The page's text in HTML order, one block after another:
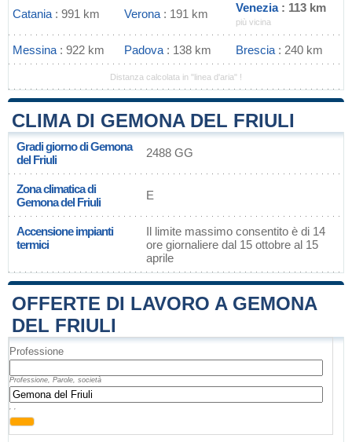
Catania : 991 km Verona : 191 km Venezia: 113 km
più vicina
Messina : 922 km Padova : 138 km Brescia : 240 km
Distanza calcolata in "linea d'aria" !
CLIMA DI GEMONA DEL FRIULI
Gradi giorno di Gemona
del Friuli
2488 GG
Zona climatica di
Gemona del Friuli
E
Accensione impianti
termici
Il limite massimo consentito è di 14
ore giornaliere dal 15 ottobre al 15
aprile
OFFERTE DI LAVORO A GEMONA
DEL FRIULI
Professione
Professione, Parole, società
, ,